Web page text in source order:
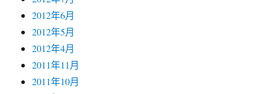
2012年6月
2012年5月
2012年4月
2011年11月
2011年10月